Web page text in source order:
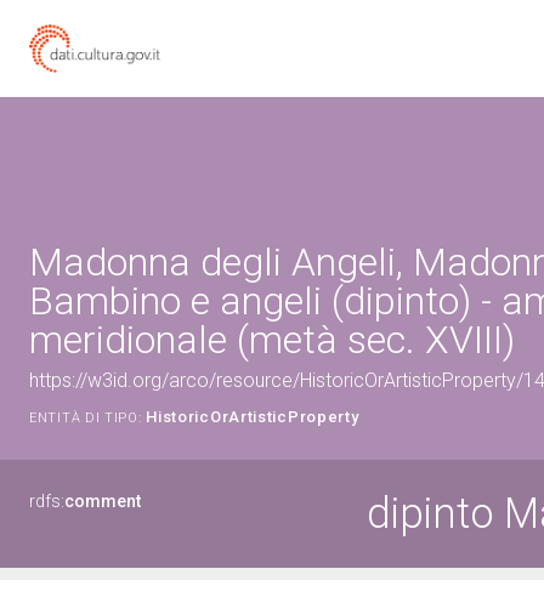
Madonna degli Angeli,
Bambino e angeli (dipinto) -
meridionale (metà sec. XVIII)
https://w3id.org/arco/resource/HistoricOrArtisticProperty/
ENTITÀ DI TIPO: HistoricOrArtisticProperty
rdfs:comment dipinto